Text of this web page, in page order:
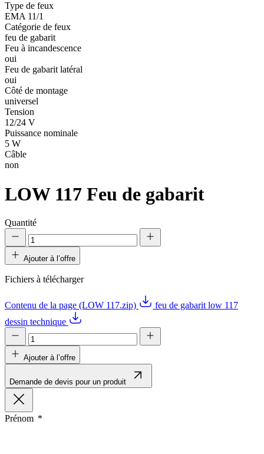
Type de feux
EMA 11/1
Catégorie de feux
feu de gabarit
Feu à incandescence
oui
Feu de gabarit latéral
oui
Côté de montage
universel
Tension
12/24 V
Puissance nominale
5 W
Câble
non
LOW 117 Feu de gabarit
Quantité
Ajouter à l’offre
Fichiers à télécharger
Contenu de la page (LOW 117.zip)
feu de gabarit low 117
dessin technique
Ajouter à l’offre
Demande de devis pour un produit
Prénom